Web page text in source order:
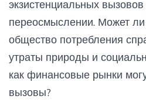
экзистенциальных
переосмыслении. Может
общество потребления
утраты природы и
как финансовые рынки
вызовы?